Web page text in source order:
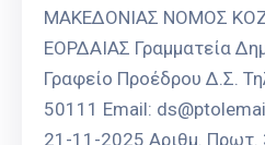
ΜΑΚΕΔΟΝΙΑΣ ΝΟΜΟΣ
ΕΟΡΔΑΙΑΣ Γραμματεία
Γραφείο Προέδρου Δ.Σ.
50111 Email:
21-11-2025 Αριθμ.